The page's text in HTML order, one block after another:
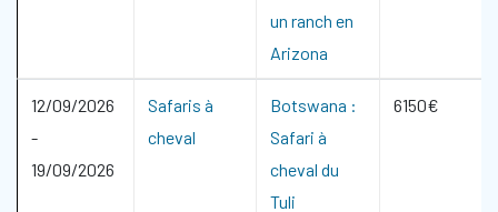
un ranch en
Arizona
12/09/2026
-
19/09/2026
Safaris à
cheval
Botswana :
Safari à
cheval du
Tuli
6150€